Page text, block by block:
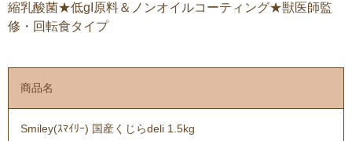
縮乳酸菌★低gI原料＆ノンオイルコーティング★獣医師監
修・回転食タイプ
商品名
Smiley(ｽﾏｲﾘｰ) 国産くじらdeli 1.5kg